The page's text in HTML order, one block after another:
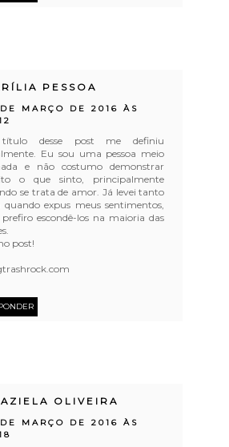
PESSOA
MARÇO DE 2016 ÀS
desse post me definiu
Eu sou uma pessoa meio
e não costumo demonstrar
o que sinto, principalmente
se trata de amor. Já levei tanto
quando expus meus sentimentos,
prefiro escondê-los na maioria das
post!
OLIVEIRA
MARÇO DE 2016 ÀS